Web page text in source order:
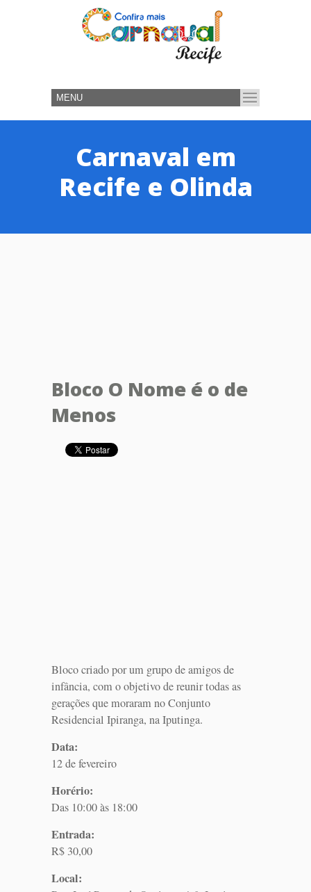
Carnaval em
Recife e Olinda
Bloco O Nome é o de
Menos
Bloco criado por um grupo de amigos de
infância, com o objetivo de reunir todas as
gerações que moraram no Conjunto
Residencial Ipiranga, na Iputinga.
Data:
12 de fevereiro
Horério:
Das 10:00 às 18:00
Entrada:
R$ 30,00
Local: